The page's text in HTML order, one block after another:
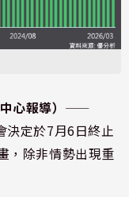
心報導） ⸺
決定於7月6日終止
，除非情勢出現重